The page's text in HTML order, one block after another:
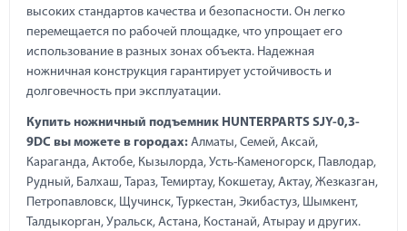
высоких стандартов качества и безопасности. Он легко
перемещается по рабочей площадке, что упрощает его
использование в разных зонах объекта. Надежная
ножничная конструкция гарантирует устойчивость и
долговечность при эксплуатации.
Купить ножничный подъемник HUNTERPARTS SJY-0,3-
9DC вы можете в городах: Алматы, Семей, Аксай,
Караганда, Актобе, Кызылорда, Усть-Каменогорск, Павлодар,
Рудный, Балхаш, Тараз, Темиртау, Кокшетау, Актау, Жезказган,
Петропавловск, Щучинск, Туркестан, Экибастуз, Шымкент,
Талдыкорган, Уральск, Астана, Костанай, Атырау и других.